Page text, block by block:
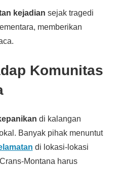
kejadian sejak tragedi
memberikan
Komunitas
di kalangan
Banyak pihak menuntut
di lokasi-lokasi
Montana harus